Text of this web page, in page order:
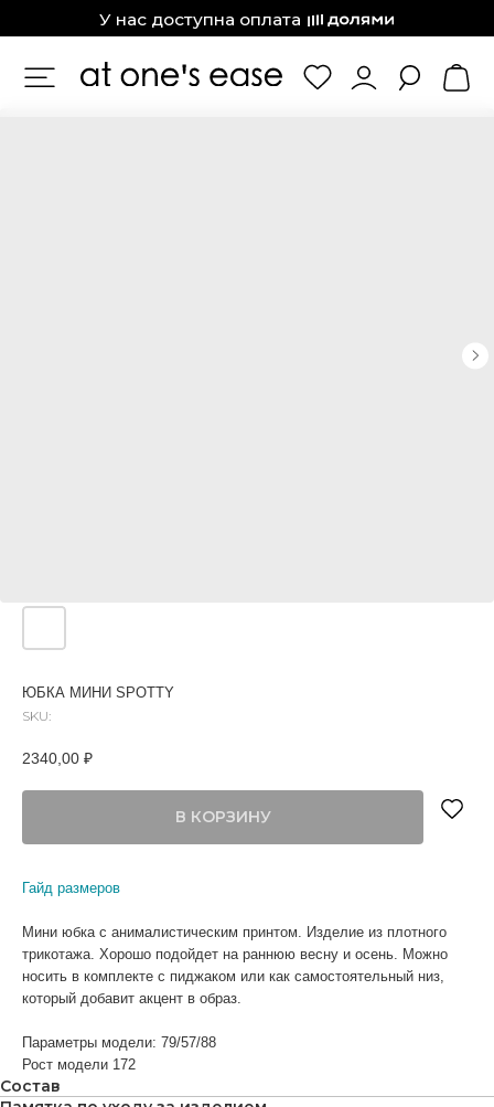
У нас доступна оплата
ЮБКА МИНИ SPOTTY
SKU:
2340,00 ₽
В КОРЗИНУ
Гайд размеров
Мини юбка с анималистическим принтом. Изделие из плотного
трикотажа. Хорошо подойдет на раннюю весну и осень. Можно
носить в комплекте с пиджаком или как самостоятельный низ,
который добавит акцент в образ.
Параметры модели: 79/57/88
Рост модели 172
Состав